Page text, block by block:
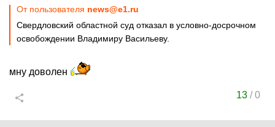
От пользователя news@e1.ru
Свердловский областной суд отказал в условно-досрочном
освобождении Владимиру Васильеву.
мну доволен
13 /0